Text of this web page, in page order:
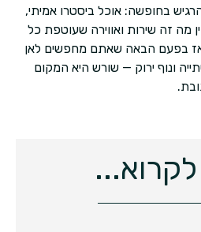
בחופשה: אוכל ביסטרו אמיתי,
מה זה שירות ואווירה שעוטפת כל
אז בפעם הבאה שאתם מחפשים לאן
ונוף ירוק — שורש היא המקום